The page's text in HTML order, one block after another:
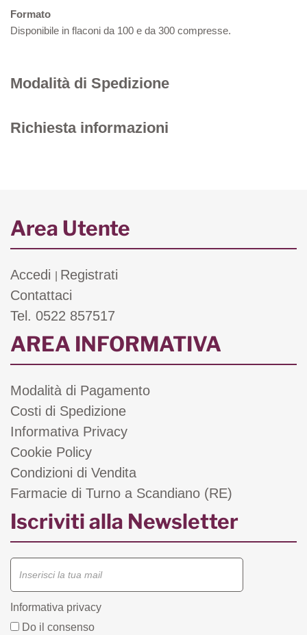
Formato
Disponibile in flaconi da 100 e da 300 compresse.
Modalità di Spedizione
Richiesta informazioni
Area Utente
Accedi
Registrati
Contattaci
Tel. 0522 857517
AREA INFORMATIVA
Modalità di Pagamento
Costi di Spedizione
Informativa Privacy
Cookie Policy
Condizioni di Vendita
Farmacie di Turno a Scandiano (RE)
Iscriviti alla Newsletter
Informativa privacy
Do il consenso